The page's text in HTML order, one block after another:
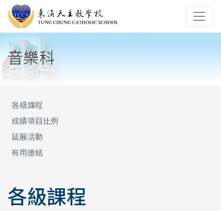
音樂科
各級課程
成績項目比例
延展活動
有用連結
各級課程